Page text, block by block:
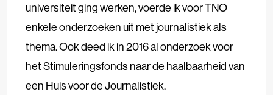
universiteit ging werken, voerde ik voor TNO
enkele onderzoeken uit met journalistiek als
thema. Ook deed ik in 2016 al onderzoek voor
het Stimuleringsfonds naar de haalbaarheid van
een Huis voor de Journalistiek.